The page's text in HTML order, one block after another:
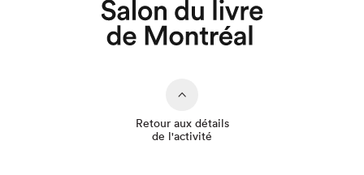
Retour aux détails
de l'activité